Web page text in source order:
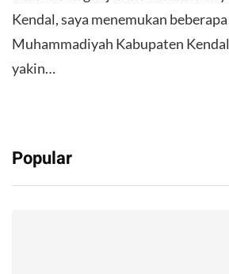
Kendal, saya menemukan
Muhammadiyah Kabupaten
yakin…
Popular